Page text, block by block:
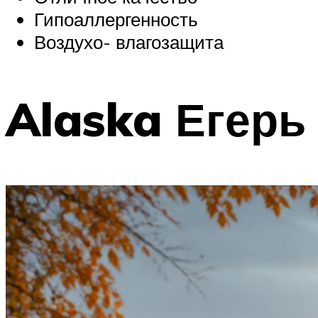
Гипоаллергенность
Воздухо- влагозащита
Alaska